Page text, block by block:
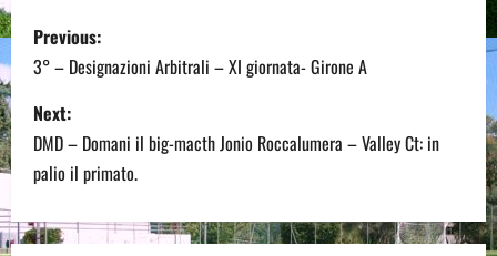
P
o
s
t
n
Previous:
3° – Designazioni Arbitrali – XI giornata- Girone A
Next:
DMD – Domani il big-macth Jonio Roccalumera – Valley Ct: in
palio il primato.